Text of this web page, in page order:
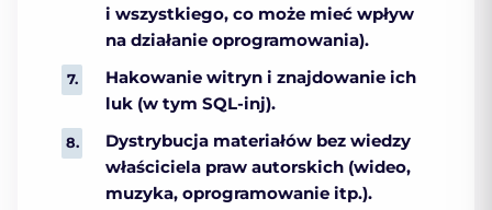
i wszystkiego, co może mieć wpływ
na działanie oprogramowania).
Hakowanie witryn i znajdowanie ich
luk (w tym SQL-inj).
Dystrybucja materiałów bez wiedzy
właściciela praw autorskich (wideo,
muzyka, oprogramowanie itp.).